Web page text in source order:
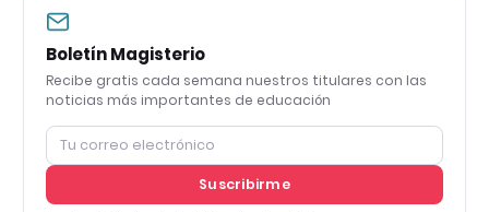
Boletín Magisterio
Recibe gratis cada semana nuestros titulares con las
noticias más importantes de educación
Suscribirme